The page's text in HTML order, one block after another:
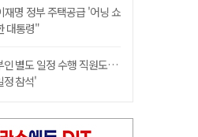
재명 정부 주택공급 '어닝 쇼
대통령"
인 별도 일정 수행 직원도…
정 참석'